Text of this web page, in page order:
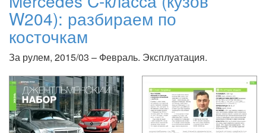
W204): разбираем по
косточкам
За рулем, 2015/03 – Февраль. Эксплуатация.